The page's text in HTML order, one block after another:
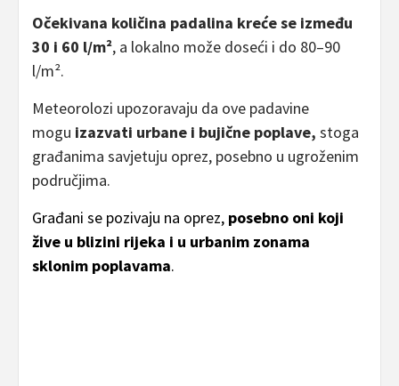
Očekivana količina padalina kreće se između
30 i 60 l/m², a lokalno može doseći i do 80–90
l/m².
Meteorolozi upozoravaju da ove padavine
mogu izazvati urbane i bujične poplave, stoga
građanima savjetuju oprez, posebno u ugroženim
područjima.
Građani se pozivaju na oprez, posebno oni koji
žive u blizini rijeka i u urbanim zonama
sklonim poplavama.